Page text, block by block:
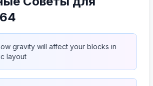
gravity will affect your blocks in
layout